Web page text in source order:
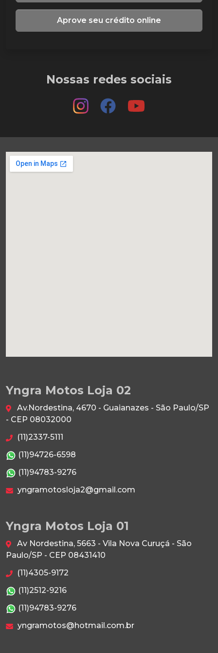
Aprove seu crédito online
Nossas redes sociais
Yngra Motos Loja 02
Av.Nordestina, 4670 - Guaianazes - São Paulo/SP
- CEP 08032000
(11)2337-5111
(11)94726-6598
(11)94783-9276
yngramotosloja2@gmail.com
Yngra Motos Loja 01
Av Nordestina, 5663 - Vila Nova Curuçá - São
Paulo/SP - CEP 08431410
(11)4305-9172
(11)2512-9216
(11)94783-9276
yngramotos@hotmail.com.br